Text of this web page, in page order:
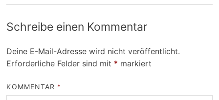
Schreibe einen Kommentar
Deine E-Mail-Adresse wird nicht veröffentlicht.
Erforderliche Felder sind mit * markiert
KOMMENTAR *